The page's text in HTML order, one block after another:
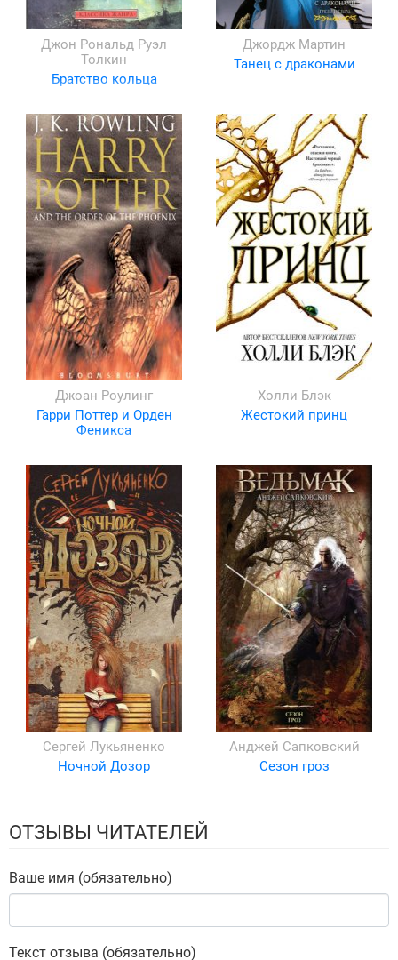
Джон Рональд Руэл
Толкин
Братство кольца
Джордж Мартин
Танец с драконами
Джоан Роулинг
Гарри Поттер и Орден
Феникса
Холли Блэк
Жестокий принц
Сергей Лукьяненко
Ночной Дозор
Анджей Сапковский
Сезон гроз
ОТЗЫВЫ ЧИТАТЕЛЕЙ
Ваше имя (обязательно)
Текст отзыва (обязательно)